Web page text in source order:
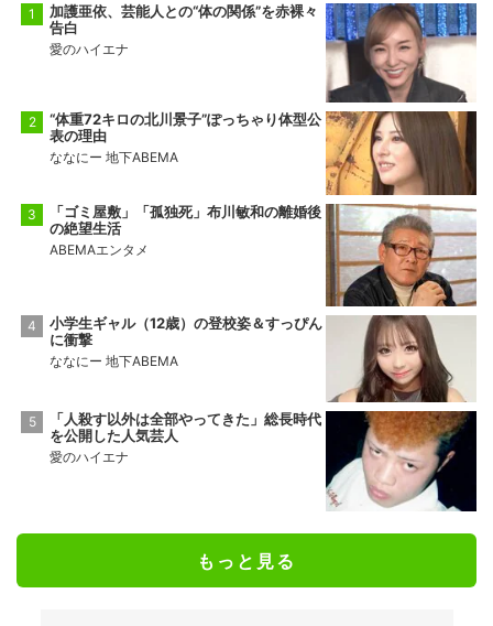
加護亜依、芸能人との“体の関係”を赤裸々
告白
愛のハイエナ
“体重72キロの北川景子”ぽっちゃり体型公
表の理由
ななにー 地下ABEMA
「ゴミ屋敷」「孤独死」布川敏和の離婚後
の絶望生活
ABEMAエンタメ
小学生ギャル（12歳）の登校姿＆すっぴん
に衝撃
ななにー 地下ABEMA
「人殺す以外は全部やってきた」総長時代
を公開した人気芸人
愛のハイエナ
もっと見る